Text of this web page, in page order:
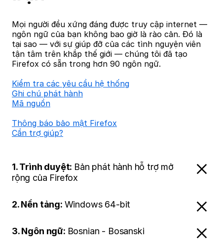
Mọi người đều xứng đáng được truy cập internet —
ngôn ngữ của bạn không bao giờ là rào cản. Đó là
tại sao — với sự giúp đỡ của các tình nguyện viên
tận tâm trên khắp thế giới — chúng tôi đã tạo
Firefox có sẵn trong hơn 90 ngôn ngữ.
Kiểm tra các yêu cầu hệ thống
Ghi chú phát hành
Mã nguồn
Thông báo bảo mật Firefox
Cần trợ giúp?
1. Trình duyệt: Bản phát hành hỗ trợ mở
rộng của Firefox
2. Nền tảng: Windows 64-bit
3. Ngôn ngữ: Bosnian - Bosanski